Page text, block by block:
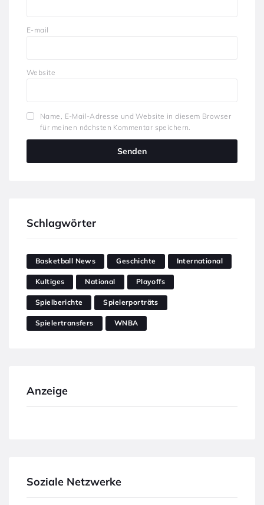
E-mail
Website
Name, E-Mail-Adresse und Website in diesem Browser
für meinen nächsten Kommentar speichern.
Schlagwörter
Basketball News Geschichte International
Kultiges National Playoffs
Spielberichte Spielerporträts
Spielertransfers WNBA
Anzeige
Soziale Netzwerke